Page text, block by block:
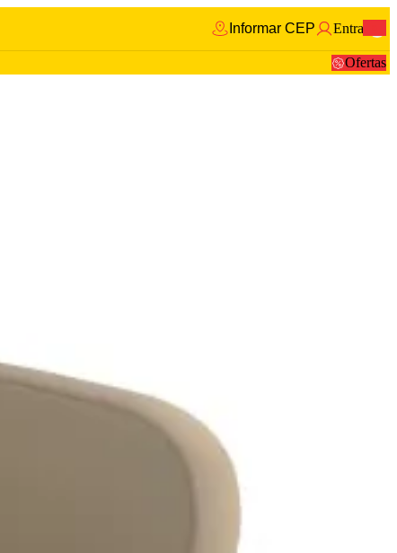
Informar CEP Entrar
Ofertas